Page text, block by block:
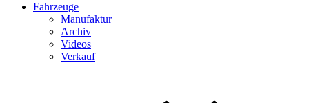
Fahrzeuge
Manufaktur
Archiv
Videos
Verkauf